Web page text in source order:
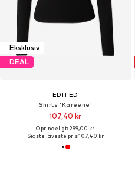
Eksklusiv
DEAL
EDITED
Shirts 'Kareene'
107,40 kr
Oprindeligt: 299,00 kr
Sidste laveste pris:107,40 kr